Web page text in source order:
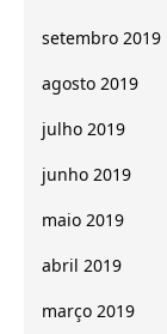
setembro 2019
agosto 2019
julho 2019
junho 2019
maio 2019
abril 2019
março 2019